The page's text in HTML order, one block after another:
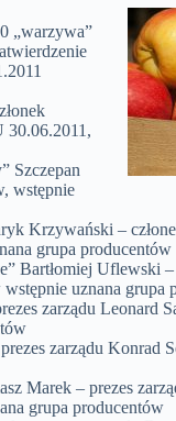
„warzywa”
30.06.2011,
Szczepan
wstępnie
Krzywański –
grupa producentów
Uflewski –
uznana grupa
zarządu Leonard
zarządu Konrad
Marek – prezes
grupa producentów